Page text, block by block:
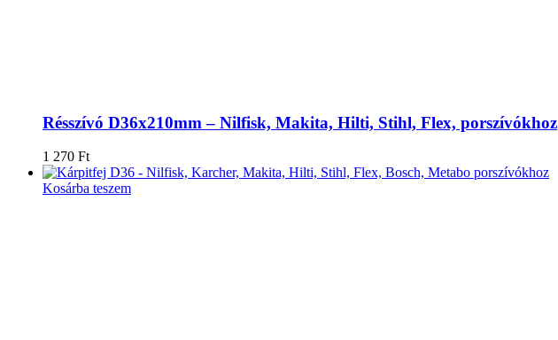
Résszívó D36x210mm – Nilfisk, Makita, Hilti, Stihl, Flex, porszívókhoz
1 270 Ft
Kosárba teszem